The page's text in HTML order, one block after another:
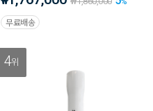
무료배송
4위